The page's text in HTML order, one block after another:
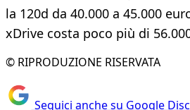
la 120d da 40.000 a 45.000
xDrive costa poco più di
© RIPRODUZIONE RISERVATA
Seguici anche su Google